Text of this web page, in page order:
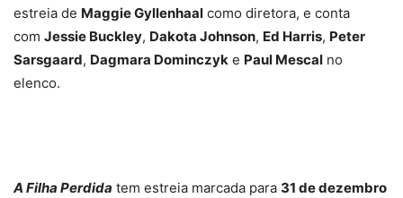
estreia de Maggie Gyllenhaal como diretora, e conta
com Jessie Buckley, Dakota Johnson, Ed Harris, Peter
Sarsgaard, Dagmara Dominczyk e Paul Mescal no
elenco.
A Filha Perdida tem estreia marcada para 31 de dezembro